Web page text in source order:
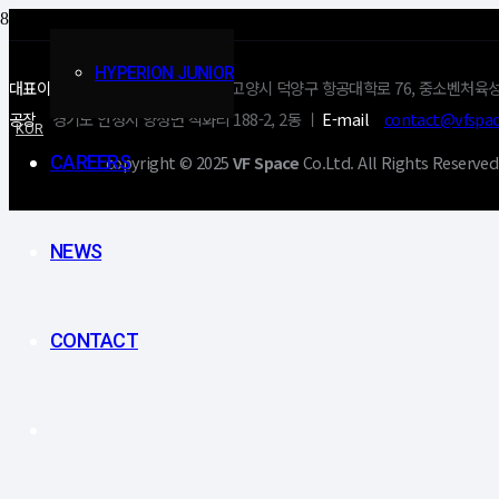
HYPERION JUNIOR
CAREERS
NEWS
CONTACT
KOR
대표이사 양준영 ㅣ본사경기도 고양시 덕양구 항공대학로 76, 중소벤처육
공장경기도 안성시 양성면 석화리 188-2, 2동 ㅣ E-mail
copyright © 2025VF SpaceCo.Ltd. All Rights